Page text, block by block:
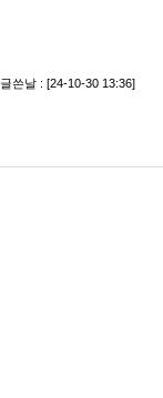
글쓴날 : [24-10-30 13:36]